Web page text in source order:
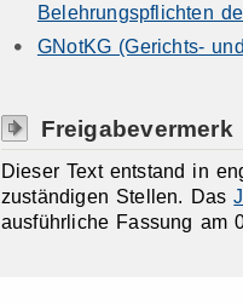
Belehrungspflichten
GNotKG (Gerichts-
Freigabevermerk
Dieser Text entstand in
zuständigen Stellen. Das
ausführliche Fassung am